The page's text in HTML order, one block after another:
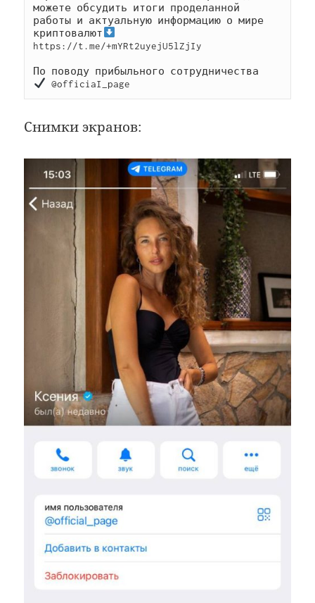
можете обсудить итоги проделанной
работы и актуальную информацию о мире
криптовалют
https://t.me/+mYRt2uyejU5lZjIy
@officiaI_page
Снимки экранов: